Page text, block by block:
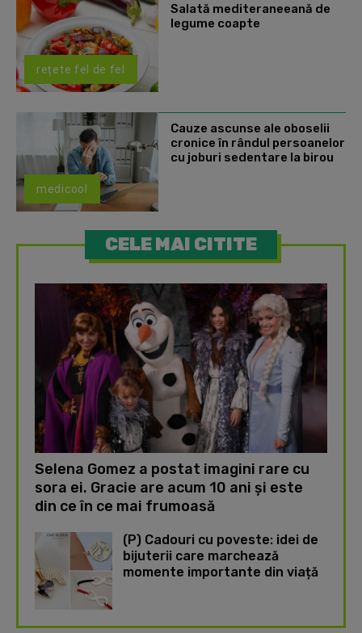
rețete fel de fel
Salată mediteraneeană de
legume coapte
medicool
Cauze ascunse ale oboselii
cronice în rândul persoanelor
cu joburi sedentare la birou
CELE MAI CITITE
Selena Gomez a postat imagini rare cu
sora ei. Gracie are acum 10 ani și este
din ce în ce mai frumoasă
(P) Cadouri cu poveste: idei de
bijuterii care marchează
momente importante din viață